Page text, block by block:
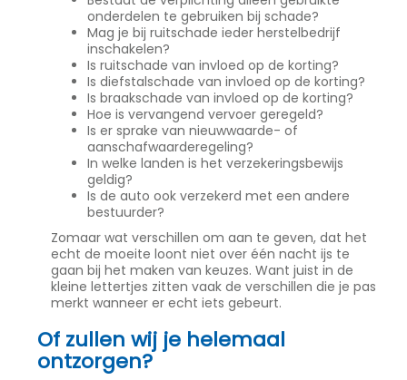
onderdelen te gebruiken bij schade?
Mag je bij ruitschade ieder herstelbedrijf
inschakelen?
Is ruitschade van invloed op de korting?
Is diefstalschade van invloed op de korting?
Is braakschade van invloed op de korting?
Hoe is vervangend vervoer geregeld?
Is er sprake van nieuwwaarde- of
aanschafwaarderegeling?
In welke landen is het verzekeringsbewijs
geldig?
Is de auto ook verzekerd met een andere
bestuurder?
Zomaar wat verschillen om aan te geven, dat het
echt de moeite loont niet over één nacht ijs te
gaan bij het maken van keuzes. Want juist in de
kleine lettertjes zitten vaak de verschillen die je pas
merkt wanneer er echt iets gebeurt.
Of zullen wij je helemaal
ontzorgen?